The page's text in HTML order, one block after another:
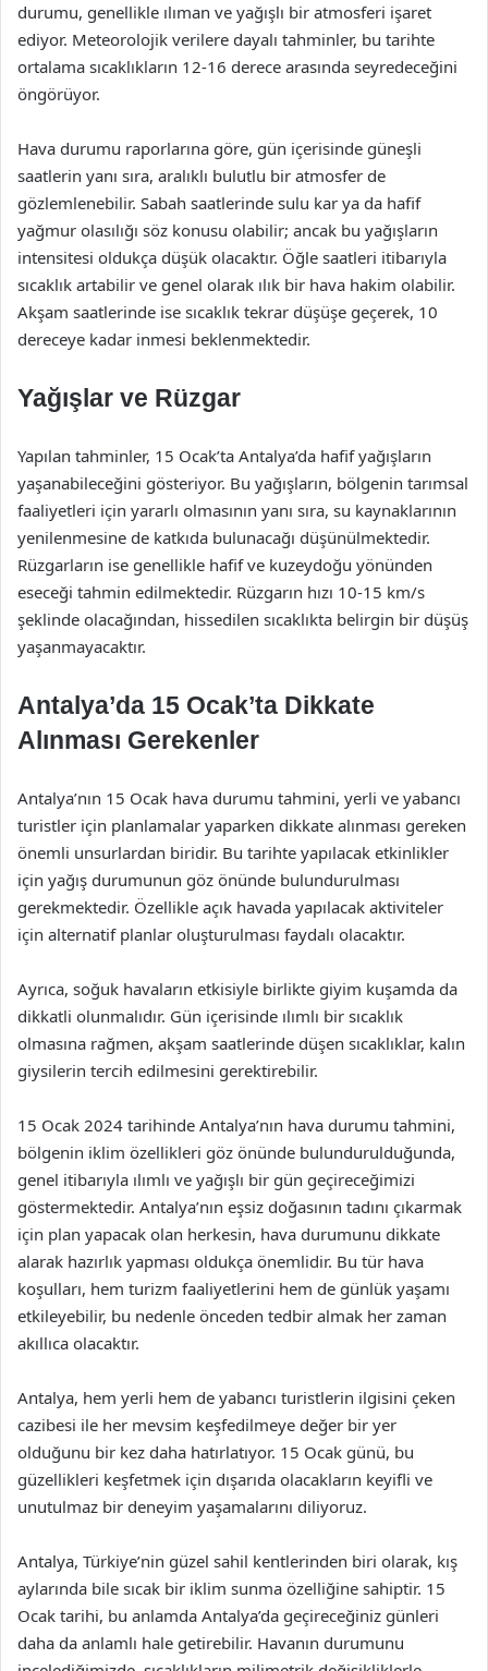
durumu, genellikle ılıman ve yağışlı bir atmosferi işaret
ediyor. Meteorolojik verilere dayalı tahminler, bu tarihte
ortalama sıcaklıkların 12-16 derece arasında seyredeceğini
öngörüyor.
Hava durumu raporlarına göre, gün içerisinde güneşli
saatlerin yanı sıra, aralıklı bulutlu bir atmosfer de
gözlemlenebilir. Sabah saatlerinde sulu kar ya da hafif
yağmur olasılığı söz konusu olabilir; ancak bu yağışların
intensitesi oldukça düşük olacaktır. Öğle saatleri itibarıyla
sıcaklık artabilir ve genel olarak ılık bir hava hakim olabilir.
Akşam saatlerinde ise sıcaklık tekrar düşüşe geçerek, 10
dereceye kadar inmesi beklenmektedir.
Yağışlar ve Rüzgar
Yapılan tahminler, 15 Ocak’ta Antalya’da hafif yağışların
yaşanabileceğini gösteriyor. Bu yağışların, bölgenin tarımsal
faaliyetleri için yararlı olmasının yanı sıra, su kaynaklarının
yenilenmesine de katkıda bulunacağı düşünülmektedir.
Rüzgarların ise genellikle hafif ve kuzeydoğu yönünden
eseceği tahmin edilmektedir. Rüzgarın hızı 10-15 km/s
şeklinde olacağından, hissedilen sıcaklıkta belirgin bir düşüş
yaşanmayacaktır.
Antalya’da 15 Ocak’ta Dikkate
Alınması Gerekenler
Antalya’nın 15 Ocak hava durumu tahmini, yerli ve yabancı
turistler için planlamalar yaparken dikkate alınması gereken
önemli unsurlardan biridir. Bu tarihte yapılacak etkinlikler
için yağış durumunun göz önünde bulundurulması
gerekmektedir. Özellikle açık havada yapılacak aktiviteler
için alternatif planlar oluşturulması faydalı olacaktır.
Ayrıca, soğuk havaların etkisiyle birlikte giyim kuşamda da
dikkatli olunmalıdır. Gün içerisinde ılımlı bir sıcaklık
olmasına rağmen, akşam saatlerinde düşen sıcaklıklar, kalın
giysilerin tercih edilmesini gerektirebilir.
15 Ocak 2024 tarihinde Antalya’nın hava durumu tahmini,
bölgenin iklim özellikleri göz önünde bulundurulduğunda,
genel itibarıyla ılımlı ve yağışlı bir gün geçireceğimizi
göstermektedir. Antalya’nın eşsiz doğasının tadını çıkarmak
için plan yapacak olan herkesin, hava durumunu dikkate
alarak hazırlık yapması oldukça önemlidir. Bu tür hava
koşulları, hem turizm faaliyetlerini hem de günlük yaşamı
etkileyebilir, bu nedenle önceden tedbir almak her zaman
akıllıca olacaktır.
Antalya, hem yerli hem de yabancı turistlerin ilgisini çeken
cazibesi ile her mevsim keşfedilmeye değer bir yer
olduğunu bir kez daha hatırlatıyor. 15 Ocak günü, bu
güzellikleri keşfetmek için dışarıda olacakların keyifli ve
unutulmaz bir deneyim yaşamalarını diliyoruz.
Antalya, Türkiye’nin güzel sahil kentlerinden biri olarak, kış
aylarında bile sıcak bir iklim sunma özelliğine sahiptir. 15
Ocak tarihi, bu anlamda Antalya’da geçireceğiniz günleri
daha da anlamlı hale getirebilir. Havanın durumunu